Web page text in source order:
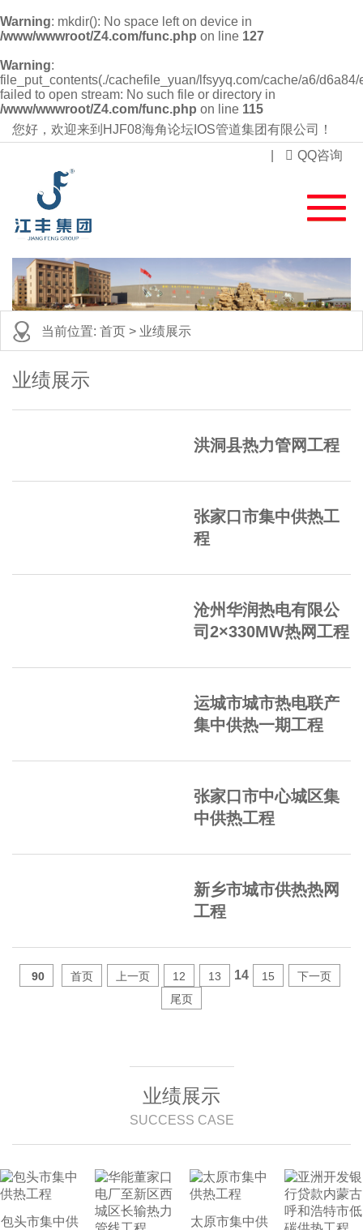
Warning: mkdir(): No space left on device in
/www/wwwroot/Z4.com/func.php on line 127
Warning:
file_put_contents(./cachefile_yuan/lfsyyq.com/cache/a6/d6a84/
failed to open stream: No such file or directory in
/www/wwwroot/Z4.com/func.php on line 115
您好，欢迎来到HJF08海角论坛IOS管道集团有限公司！
QQ咨询
当前位置: 首页 > 业绩展示
业绩展示
洪洞县热力管网工程
张家口市集中供热工
程
沧州华润热电有限公
司2×330MW热网工程
运城市城市热电联产
集中供热一期工程
张家口市中心城区集
中供热工程
新乡市城市供热热网
工程
90 首页 上一页 12 13 14 15
下一页
尾页
业绩展示
SUCCESS CASE
包头市集中供
太原市集中供